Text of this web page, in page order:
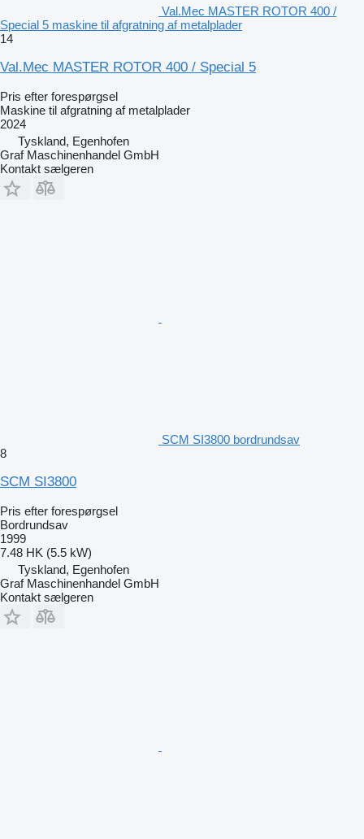
Val.Mec MASTER ROTOR 400 /
Special 5 maskine til afgratning af metalplader
14
Val.Mec MASTER ROTOR 400 / Special 5
Pris efter forespørgsel
Maskine til afgratning af metalplader
2024
Tyskland, Egenhofen
Graf Maschinenhandel GmbH
Kontakt sælgeren
SCM SI3800 bordrundsav
8
SCM SI3800
Pris efter forespørgsel
Bordrundsav
1999
7.48 HK (5.5 kW)
Tyskland, Egenhofen
Graf Maschinenhandel GmbH
Kontakt sælgeren